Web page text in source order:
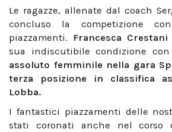
Le ragazze, allenate dal coach
concluso la competizione
piazzamenti. Francesca Crestani
sua indiscutibile condizione con
assoluto femminile nella gara
terza posizione in classifica
Lobba.
I fantastici piazzamenti delle
stati coronati anche nel corso